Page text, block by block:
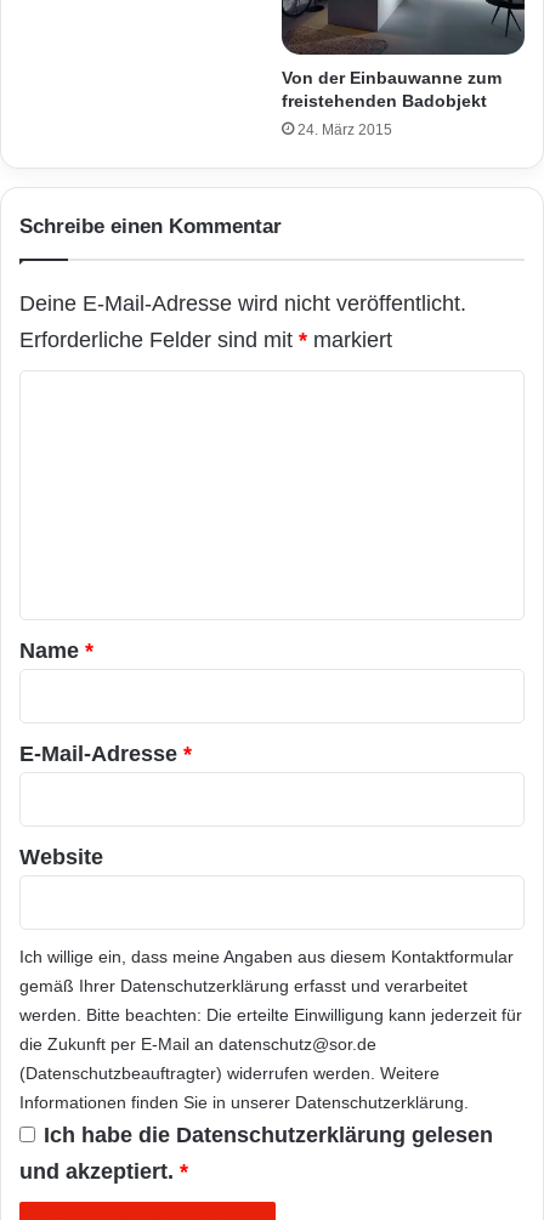
Von der Einbauwanne zum
freistehenden Badobjekt
24. März 2015
Schreibe einen Kommentar
Deine E-Mail-Adresse wird nicht veröffentlicht.
Erforderliche Felder sind mit * markiert
a
r
*
Name *
E-Mail-Adresse *
Website
Ich willige ein, dass meine Angaben aus diesem Kontaktformular
gemäß Ihrer Datenschutzerklärung erfasst und verarbeitet
werden. Bitte beachten: Die erteilte Einwilligung kann jederzeit für
die Zukunft per E-Mail an datenschutz@sor.de
(Datenschutzbeauftragter) widerrufen werden. Weitere
Informationen finden Sie in unserer Datenschutzerklärung.
Ich habe die Datenschutzerklärung gelesen
und akzeptiert. *